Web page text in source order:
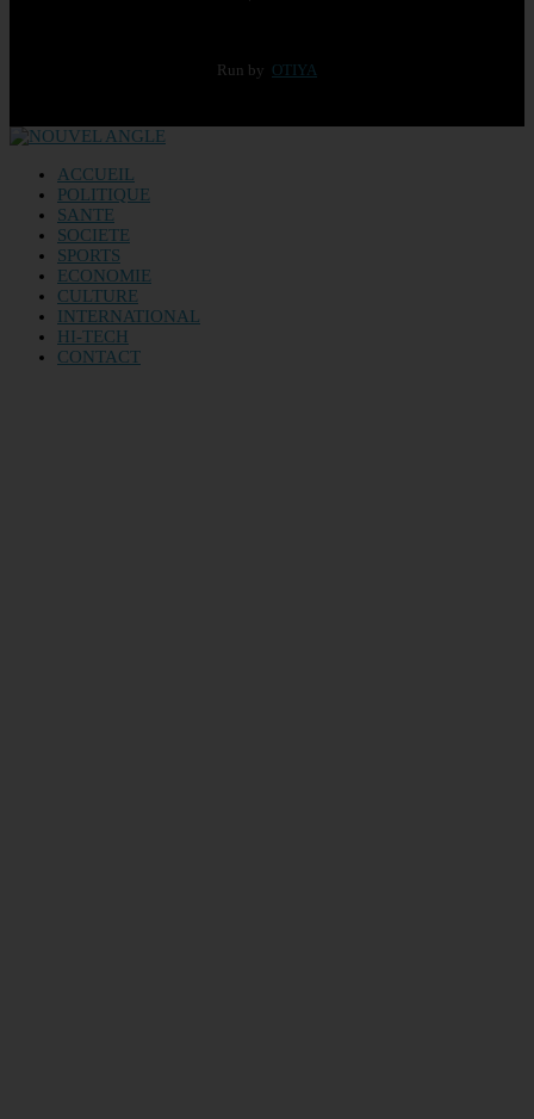
Run by OTIYA
ACCUEIL
POLITIQUE
SANTE
SOCIETE
SPORTS
ECONOMIE
CULTURE
INTERNATIONAL
HI-TECH
CONTACT